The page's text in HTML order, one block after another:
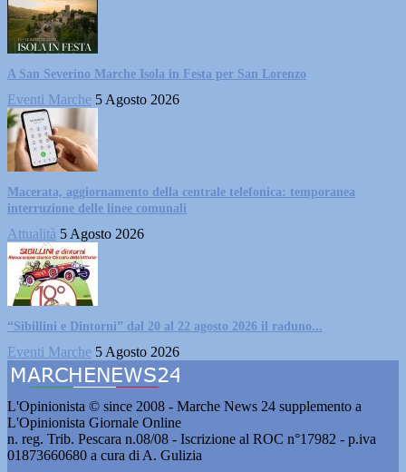
A San Severino Marche Isola in Festa per San Lorenzo
Eventi Marche 5 Agosto 2026
Macerata, aggiornamento della centrale telefonica: temporanea
interruzione delle linee comunali
Attualità 5 Agosto 2026
“Sibillini e Dintorni” dal 20 al 22 agosto 2026 il raduno...
Eventi Marche 5 Agosto 2026
L'Opinionista © since 2008 - Marche News 24 supplemento a
L'Opinionista Giornale Online
n. reg. Trib. Pescara n.08/08 - Iscrizione al ROC n°17982 - p.iva
01873660680 a cura di A. Gulizia